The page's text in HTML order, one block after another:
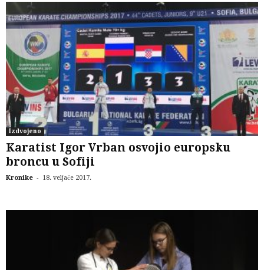
Izdvojeno
Karatist Igor Vrban osvojio europsku
broncu u Sofiji
Kronike - 18. veljače 2017.